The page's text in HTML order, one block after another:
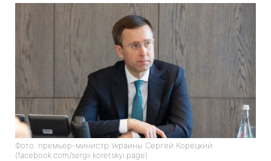
Фото: премьер-министр Украины Сергей Корецкий
(facebook.com/sergii.koretskyi.page)